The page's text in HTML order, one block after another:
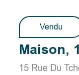
Vendu
Maison,
15 Rue Du